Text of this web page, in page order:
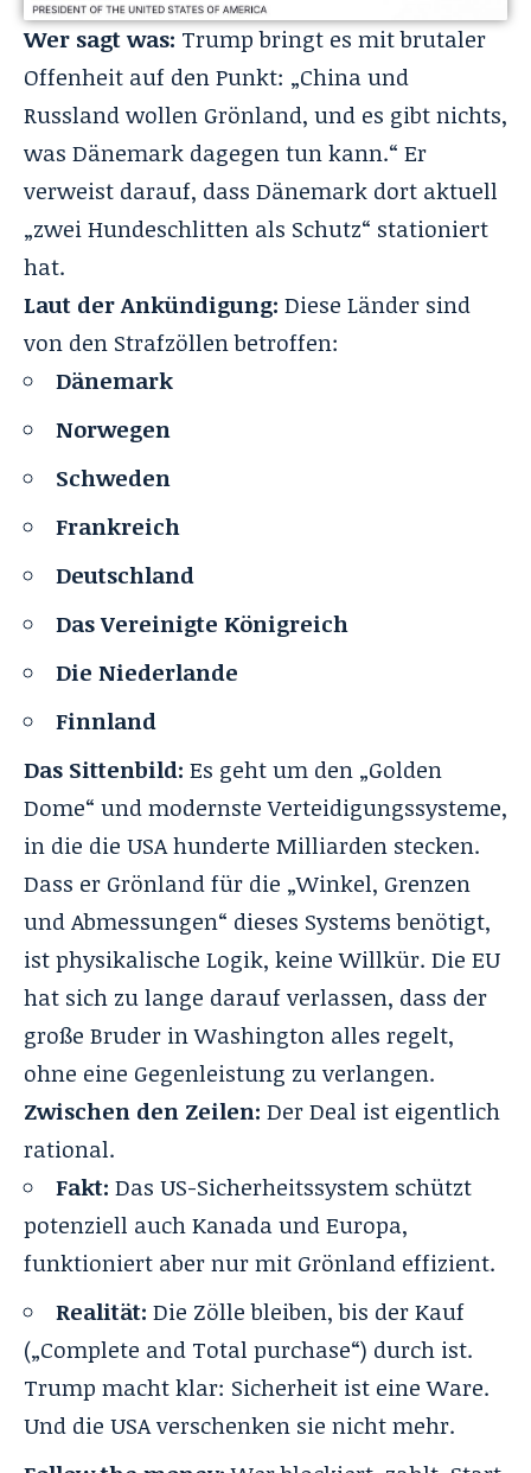
Wer sagt was: Trump bringt es mit brutaler
Offenheit auf den Punkt: „China und
Russland wollen Grönland, und es gibt nichts,
was Dänemark dagegen tun kann.“ Er
verweist darauf, dass Dänemark dort aktuell
„zwei Hundeschlitten als Schutz“ stationiert
hat.
Laut der Ankündigung: Diese Länder sind
von den Strafzöllen betroffen:
Dänemark
Norwegen
Schweden
Frankreich
Deutschland
Das Vereinigte Königreich
Die Niederlande
Finnland
Das Sittenbild: Es geht um den „Golden
Dome“ und modernste Verteidigungssysteme,
in die die USA hunderte Milliarden stecken.
Dass er Grönland für die „Winkel, Grenzen
und Abmessungen“ dieses Systems benötigt,
ist physikalische Logik, keine Willkür. Die EU
hat sich zu lange darauf verlassen, dass der
große Bruder in Washington alles regelt,
ohne eine Gegenleistung zu verlangen.
Zwischen den Zeilen: Der Deal ist eigentlich
rational.
Fakt: Das US-Sicherheitssystem schützt
potenziell auch Kanada und Europa,
funktioniert aber nur mit Grönland effizient.
Realität: Die Zölle bleiben, bis der Kauf
(„Complete and Total purchase“) durch ist.
Trump macht klar: Sicherheit ist eine Ware.
Und die USA verschenken sie nicht mehr.